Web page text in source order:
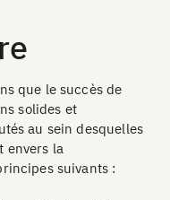
que le succès de
solides et
au sein desquelles
envers la
suivants :